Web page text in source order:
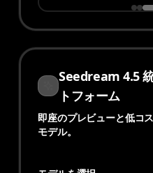
Seedream 4.5
トフォーム
即座のプレビューと低コ
モデル。